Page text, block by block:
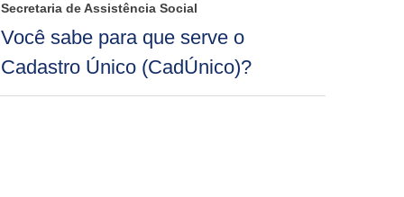
Secretaria de Assistência Social
Você sabe para que serve o
Cadastro Único (CadÚnico)?